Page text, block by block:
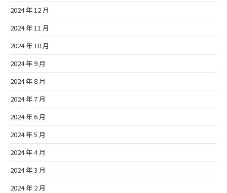
2024 年 12 月
2024 年 11 月
2024 年 10 月
2024 年 9 月
2024 年 8 月
2024 年 7 月
2024 年 6 月
2024 年 5 月
2024 年 4 月
2024 年 3 月
2024 年 2 月